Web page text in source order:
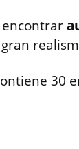
encontrar
30